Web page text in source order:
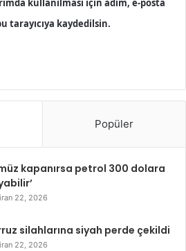
kullanılması için adım, e-posta
tarayıcıya kaydedilsin.
Popüler
kapanırsa petrol 300 dolara
22, 2026
silahlarına siyah perde çekildi
22, 2026